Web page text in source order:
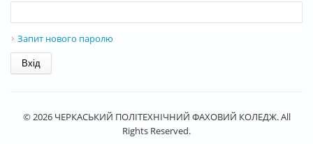
Запит нового паролю
© 2026 ЧЕРКАСЬКИЙ ПОЛІТЕХНІЧНИЙ ФАХОВИЙ КОЛЕДЖ. All
Rights Reserved.